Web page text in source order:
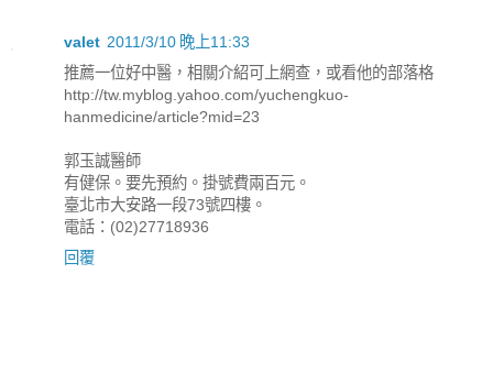
valet 2011/3/10 晚上11:33
推薦一位好中醫，相關介紹可上網查，或看他的部落格
http://tw.myblog.yahoo.com/yuchengkuo-
hanmedicine/article?mid=23
郭玉誠醫師
有健保。要先預約。掛號費兩百元。
臺北市大安路一段73號四樓。
電話：(02)27718936
回覆